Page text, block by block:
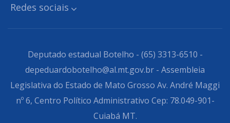
Redes sociais
Deputado estadual Botelho - (65) 3313-6510 -
depeduardobotelho@al.mt.gov.br - Assembleia
Legislativa do Estado de Mato Grosso Av. André Maggi
nº 6, Centro Político Administrativo Cep: 78.049-901-
Cuiabá MT.